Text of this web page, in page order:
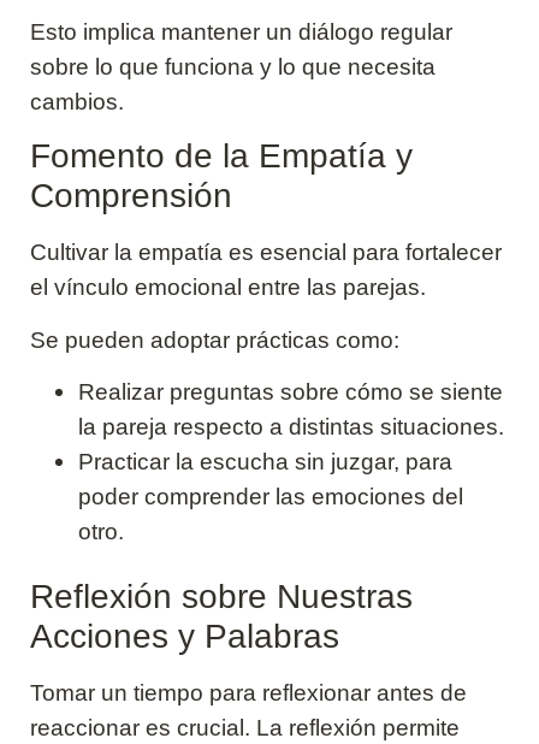
Esto implica mantener un diálogo regular
sobre lo que funciona y lo que necesita
cambios.
Fomento de la Empatía y
Comprensión
Cultivar la empatía es esencial para fortalecer
el vínculo emocional entre las parejas.
Se pueden adoptar prácticas como:
Realizar preguntas sobre cómo se siente
la pareja respecto a distintas situaciones.
Practicar la escucha sin juzgar, para
poder comprender las emociones del
otro.
Reflexión sobre Nuestras
Acciones y Palabras
Tomar un tiempo para reflexionar antes de
reaccionar es crucial. La reflexión permite